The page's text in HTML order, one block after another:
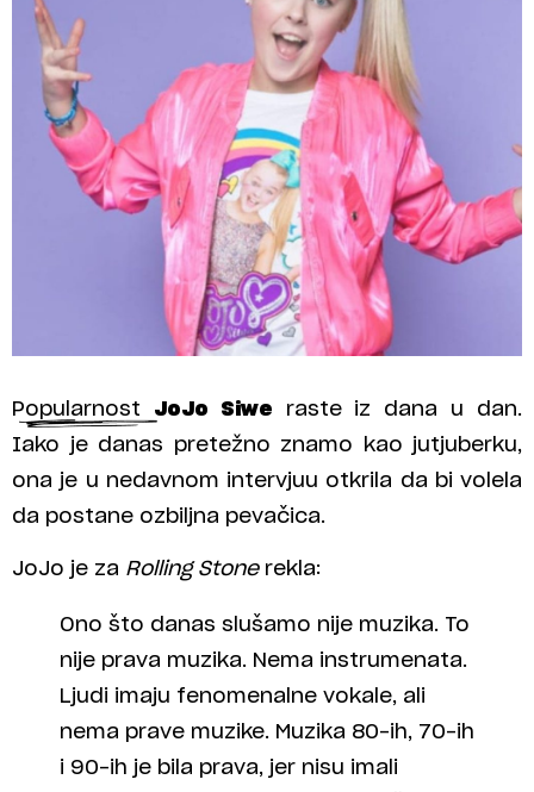
Popularnost JoJo Siwe raste iz dana u dan.
Iako je danas pretežno znamo kao jutjuberku,
ona je u nedavnom intervjuu otkrila da bi volela
da postane ozbiljna pevačica.
JoJo je za Rolling Stonerekla:
Ono što danas slušamo nije muzika. To
nije prava muzika. Nema instrumenata.
Ljudi imaju fenomenalne vokale, ali
nema prave muzike. Muzika 80-ih, 70-ih
i 90-ih je bila prava, jer nisu imali